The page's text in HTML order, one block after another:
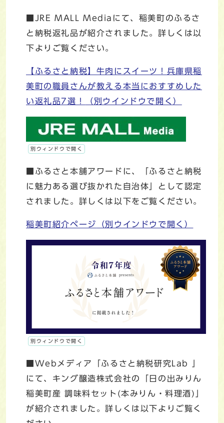
■JRE MALL Mediaにて、稲美町のふるさ
と納税返礼品が紹介されました。詳しくは以
下よりご覧ください。
【ふるさと納税】牛肉にスイーツ！兵庫県稲
美町の職員さんが教える本当におすすめした
い返礼品7選！
（別ウインドウで開く）
別ウィンドウで開く
■ふるさと本舗アワードに、「ふるさと納税
に魅力ある選び抜かれた自治体」として認定
されました。詳しくは以下をご覧ください。
稲美町紹介ページ （別ウインドウで開く）
別ウィンドウで開く
■Webメディア「ふるさと納税研究Lab 」
にて、キング醸造株式会社の「日の出みりん
稲美町産 調味料セット(本みりん・料理酒)」
が紹介されました。詳しくは以下よりご覧く